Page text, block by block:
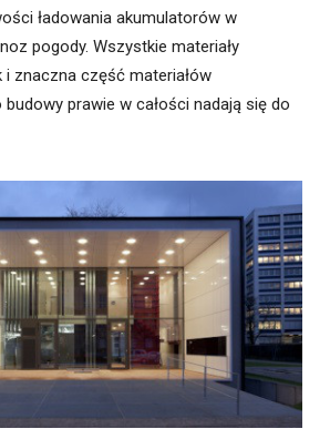
ładowania akumulatorów w
pogody. Wszystkie materiały
znaczna część materiałów
prawie w całości nadają się do